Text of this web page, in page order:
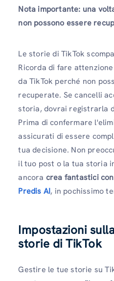
Nota importante: una
non possono essere
Le storie di TikTok
Ricorda di fare
da TikTok perché non
recuperate. Se cancelli
storia, dovrai registrarla
Prima di confermare
assicurati di essere
tua decisione. Non
il tuo post o la tua storia
ancora crea fantastici
Predis AI, in pochissimo
Impostazioni
storie di TikTok
Gestire le tue storie su